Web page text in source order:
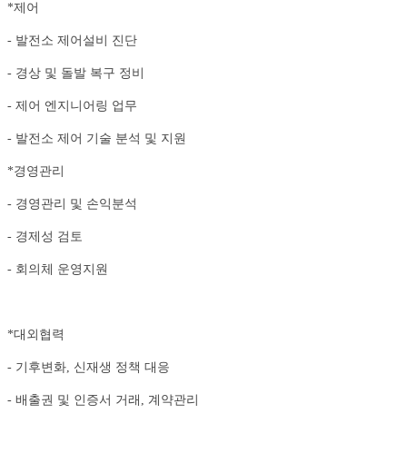
*제어
- 발전소 제어설비 진단
- 경상 및 돌발 복구 정비
- 제어 엔지니어링 업무
- 발전소 제어 기술 분석 및 지원
*경영관리
- 경영관리 및 손익분석
- 경제성 검토
- 회의체 운영지원
*대외협력
- 기후변화, 신재생 정책 대응
- 배출권 및 인증서 거래, 계약관리